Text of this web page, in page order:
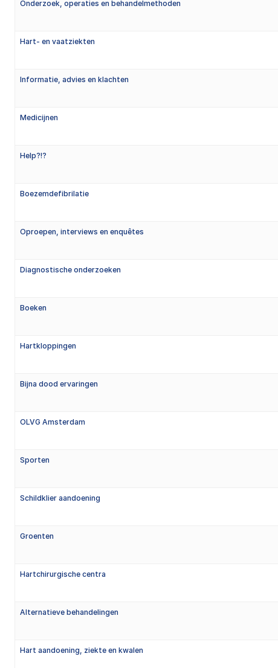
Onderzoek, operaties en behandelmethoden
Hart- en vaatziekten
Informatie, advies en klachten
Medicijnen
Help?!?
Boezemdefibrilatie
Oproepen, interviews en enquêtes
Diagnostische onderzoeken
Boeken
Hartkloppingen
Bijna dood ervaringen
OLVG Amsterdam
Sporten
Schildklier aandoening
Groenten
Hartchirurgische centra
Alternatieve behandelingen
Hart aandoening, ziekte en kwalen